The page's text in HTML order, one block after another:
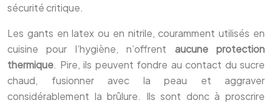
sécurité critique.
Les gants en latex ou en nitrile, couramment utilisés en
cuisine pour l’hygiène, n’offrent aucune protection
thermique. Pire, ils peuvent fondre au contact du sucre
chaud, fusionner avec la peau et aggraver
considérablement la brûlure. Ils sont donc à proscrire